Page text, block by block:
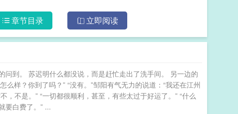
章节目录 立即阅读
问到。 苏迟明什么都没说，而是赶忙走出了洗手间。 另一边的
样？你到了吗？” “没有。”邹阳有气无力的说道：“我还在江州
，不是。” “一切都很顺利，甚至，有些太过于好运了。” “什么
要白费了。” ...